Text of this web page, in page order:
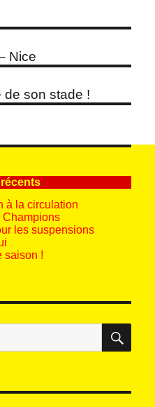
Nice
de son stade !
à la circulation
Champions
les suspensions
saison !